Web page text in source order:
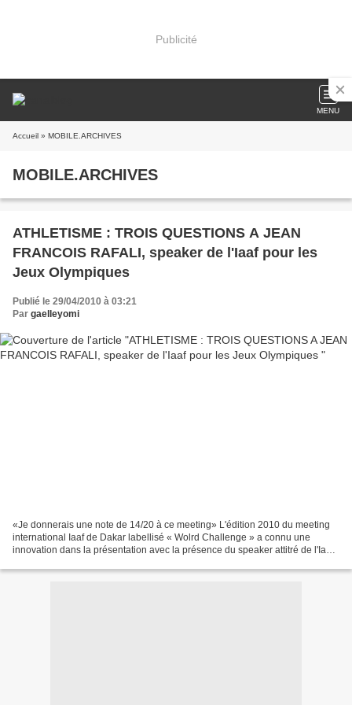
Publicité
MENU
Accueil » MOBILE.ARCHIVES
MOBILE.ARCHIVES
ATHLETISME : TROIS QUESTIONS A JEAN
FRANCOIS RAFALI, speaker de l'Iaaf pour les
Jeux Olympiques
Publié le 29/04/2010 à 03:21
Par gaelleyomi
«Je donnerais une note de 14/20 à ce meeting» L'édition 2010 du meeting
international Iaaf de Dakar labellisé « Wolrd Challenge » a connu une
innovation dans la présentation avec la présence du speaker attitré de l'Iaaf